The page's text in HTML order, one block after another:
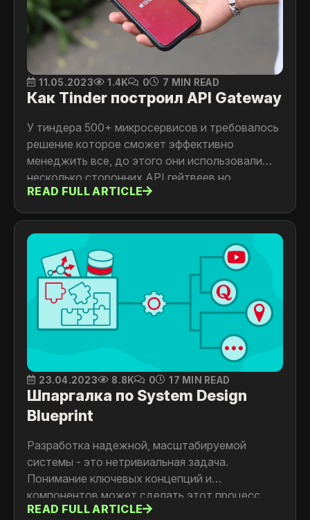
11.05.2023 1.4K 0 7 MIN READ
Как Tinder построил API Gateway
У тиндера 500+ микросервисов и требовалось
решение которое сможет эффективно
менеджить все, до этого они использовали
несколько сторонних API гейтвеев но
столкнулись с проблемой поддержки и
обратной совместимости этих решений.
READ FULL ARTICLE
23.04.2023 8.8K 0 17 MIN READ
Шпаргалка по System Design
Blueprint
Разработка надежной, масштабируемой
системы - это нетривиальная задача.
Понимание ключевых концепций и
компонентов может сделать этот процесс
плавнее. В этой статье мы рассмотрим
READ FULL ARTICLE